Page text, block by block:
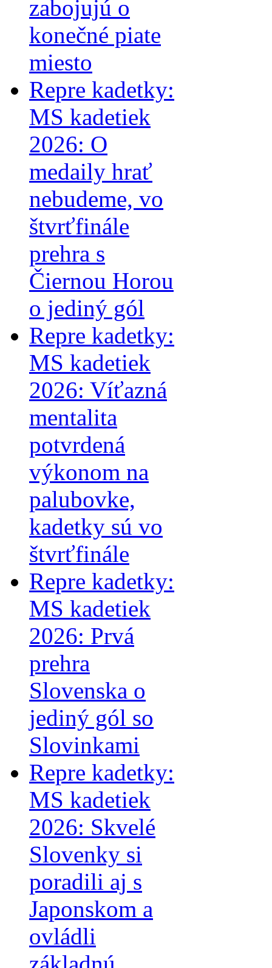
zabojujú o
konečné piate
miesto
Repre kadetky:
MS kadetiek
2026: O
medaily hrať
nebudeme, vo
štvrťfinále
prehra s
Čiernou Horou
o jediný gól
Repre kadetky:
MS kadetiek
2026: Víťazná
mentalita
potvrdená
výkonom na
palubovke,
kadetky sú vo
štvrťfinále
Repre kadetky:
MS kadetiek
2026: Prvá
prehra
Slovenska o
jediný gól so
Slovinkami
Repre kadetky:
MS kadetiek
2026: Skvelé
Slovenky si
poradili aj s
Japonskom a
ovládli